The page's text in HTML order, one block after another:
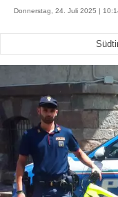
Donnerstag, 24. Juli 2025 |